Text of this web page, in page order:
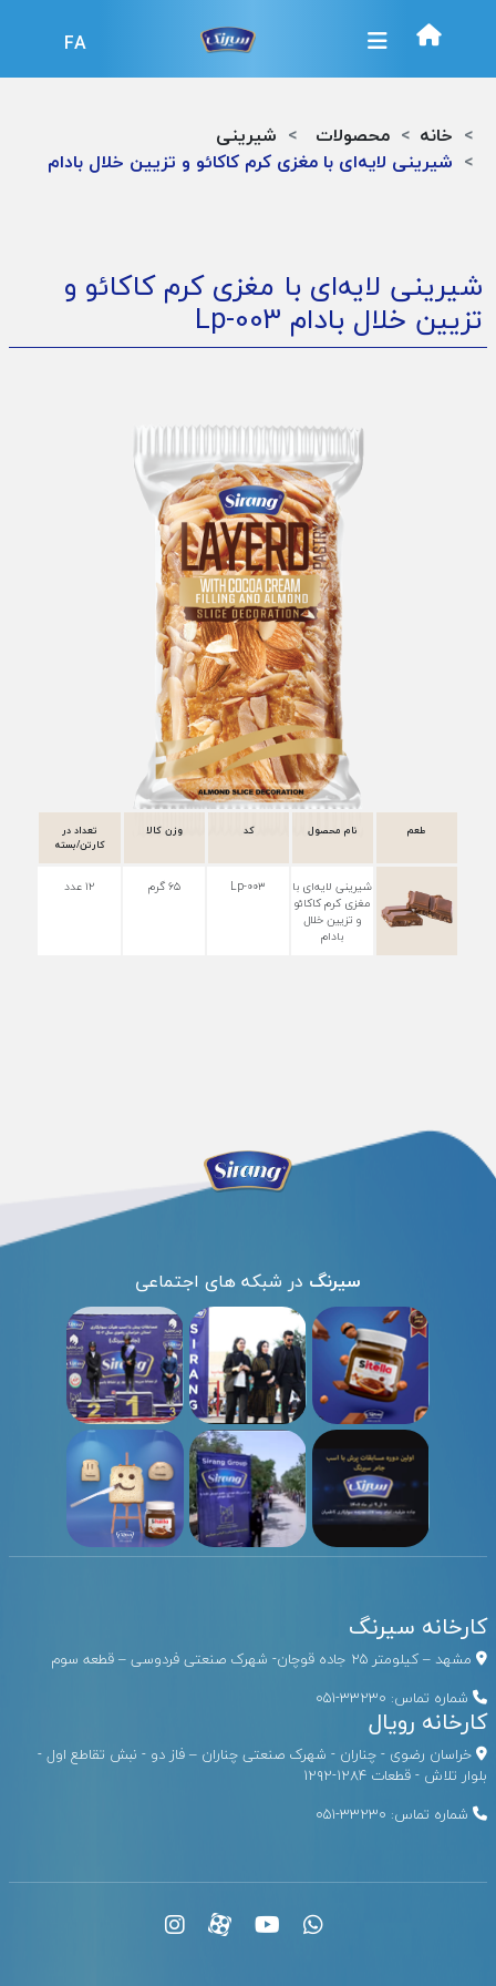
FA
خانه محصولات
شیرینی
شیرینی لایه‌ای با مغزی کرم کاکائو و تزیین خلال بادام
شیرینی لایه‌ای با مغزی کرم کاکائو و
تزیین خلال بادام Lp-003
طعم نام محصول کد وزن کالا
تعداد در
کارتن/بسته
شیرینی لایه‌ای با
مغزی کرم کاکائو
و تزیین خلال
بادام
Lp-۰۰۳ ۶۵ گرم ۱۲ عدد
سیرنگ در شبکه های اجتماعی
کارخانه سیرنگ
مشهد – کیلومتر ۲۵ جاده قوچان- شهرک صنعتی فردوسی – قطعه سوم
شماره تماس: 33230-051
کارخانه رویال
خراسان رضوی - چناران - شهرک صنعتی چناران – فاز دو - نبش تقاطع اول -
بلوار تلاش - قطعات ۱۲۸۴-۱۲۹۲
شماره تماس: 33230-051